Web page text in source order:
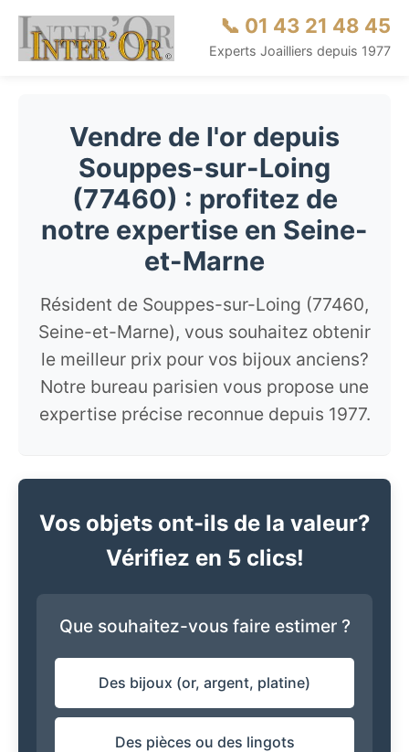
📞 01 43 21 48 45
Experts Joailliers depuis 1977
Vendre de l'or depuis
Souppes-sur-Loing
(77460) : profitez de
notre expertise en Seine-
et-Marne
Résident de Souppes-sur-Loing (77460,
Seine-et-Marne), vous souhaitez obtenir
le meilleur prix pour vos bijoux anciens?
Notre bureau parisien vous propose une
expertise précise reconnue depuis 1977.
Vos objets ont-ils de la valeur?
Vérifiez en 5 clics!
Que souhaitez-vous faire estimer ?
Des bijoux (or, argent, platine)
Des pièces ou des lingots